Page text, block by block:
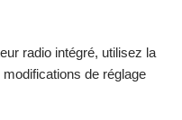
radio intégré, utilisez la
de réglage